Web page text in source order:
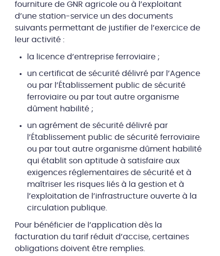
fourniture de GNR agricole ou à l’exploitant
d’une station-service un des documents
suivants permettant de justifier de l’exercice de
leur activité :
la licence d’entreprise ferroviaire ;
un certificat de sécurité délivré par l’Agence
ou par l’Établissement public de sécurité
ferroviaire ou par tout autre organisme
dûment habilité ;
un agrément de sécurité délivré par
l’Établissement public de sécurité ferroviaire
ou par tout autre organisme dûment habilité
qui établit son aptitude à satisfaire aux
exigences réglementaires de sécurité et à
maîtriser les risques liés à la gestion et à
l’exploitation de l’infrastructure ouverte à la
circulation publique.
Pour bénéficier de l’application dès la
facturation du tarif réduit d’accise, certaines
obligations doivent être remplies.